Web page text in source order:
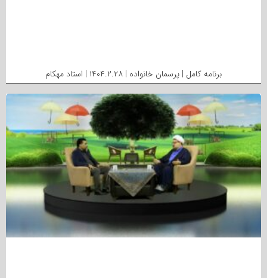
برنامه کامل | پرسمان خانواده | ۱۴۰۴.۲.۲۸ | استاد مهکام